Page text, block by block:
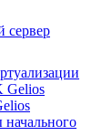
сервер